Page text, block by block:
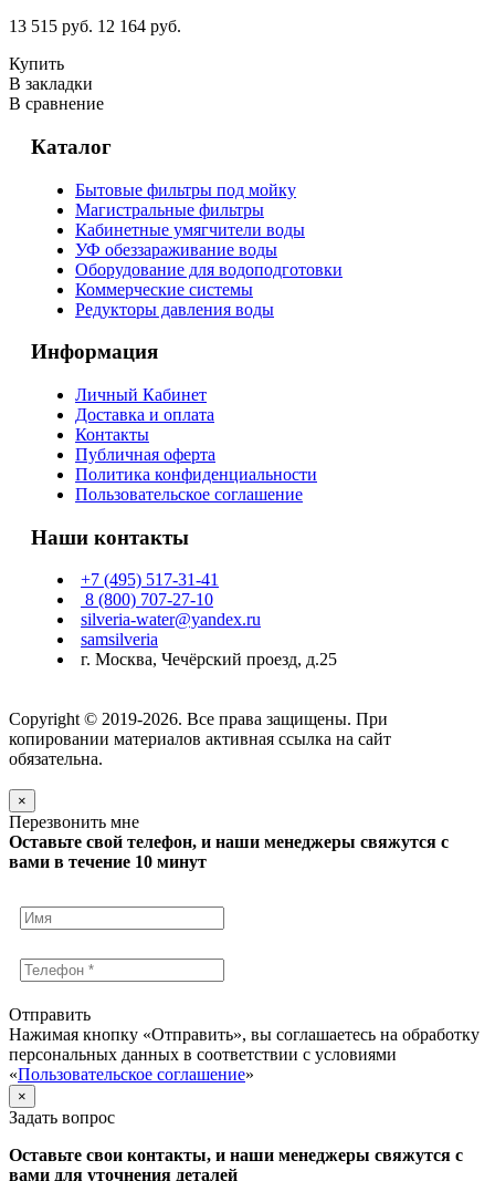
13 515 руб. 12 164 руб.
Купить
В закладки
В сравнение
Каталог
Бытовые фильтры под мойку
Магистральные фильтры
Кабинетные умягчители воды
УФ обеззараживание воды
Оборудование для водоподготовки
Коммерческие системы
Редукторы давления воды
Информация
Личный Кабинет
Доставка и оплата
Контакты
Публичная оферта
Политика конфиденциальности
Пользовательское соглашение
Наши контакты
+7 (495) 517-31-41
8 (800) 707-27-10
silveria-water@yandex.ru
samsilveria
г. Москва, Чечёрский проезд, д.25
Copyright © 2019-2026. Все права защищены. При
копировании материалов активная ссылка на сайт
обязательна.
×
Перезвонить мне
Оставьте свой телефон, и наши менеджеры свяжутся с
вами в течение 10 минут
Отправить
Нажимая кнопку «Отправить», вы соглашаетесь на обработку
персональных данных в соответствии с условиями
«Пользовательское соглашение»
×
Задать вопрос
Оставьте свои контакты, и наши менеджеры свяжутся с
вами для уточнения деталей